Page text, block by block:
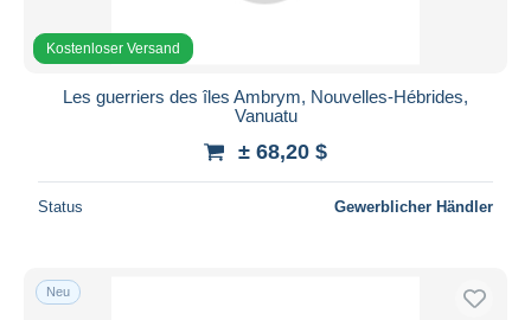
Kostenloser Versand
Les guerriers des îles Ambrym, Nouvelles-Hébrides,
Vanuatu
± 68,20 $
Status Gewerblicher Händler
Neu